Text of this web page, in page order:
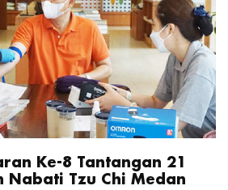
Ke-8 Tantangan 21
Nabati Tzu Chi Medan